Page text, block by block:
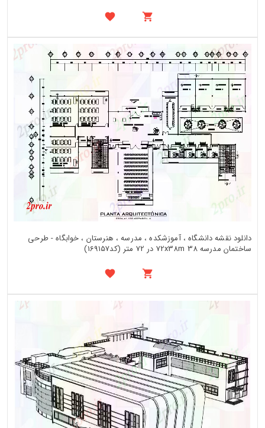
دانلود نقشه دانشگاه ، آموزشکده ، مدرسه ، هنرستان ، خوابگاه - طرحی
ساختمان مدرسه 72x38m 38 در 72 متر (کد169157)